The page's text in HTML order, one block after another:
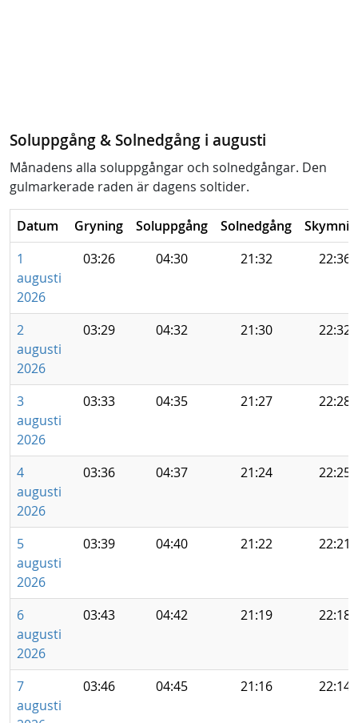
Soluppgång & Solnedgång i augusti
Månadens alla soluppgångar och solnedgångar. Den
gulmarkerade raden är dagens soltider.
Datum Gryning Soluppgång Solnedgång
1
augusti
2026
03:26 04:30 21:32 22:36
2
augusti
2026
03:29 04:32 21:30 22:32
3
augusti
2026
03:33 04:35 21:27 22:28
4
augusti
2026
03:36 04:37 21:24 22:25
5
augusti
2026
03:39 04:40 21:22 22:21
6
augusti
2026
03:43 04:42 21:19 22:18
7
augusti
03:46 04:45 21:16 22:14